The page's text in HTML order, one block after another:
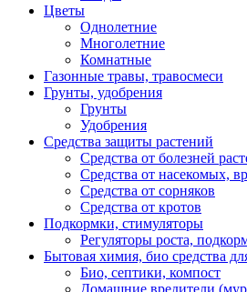
Цветы
Однолетние
Многолетние
Комнатные
Газонные травы, травосмеси
Грунты, удобрения
Грунты
Удобрения
Средства защиты растений
Средства от болезней
Средства от насекомых,
Средства от сорняков
Средства от кротов
Подкормки, стимуляторы
Регуляторы роста,
Бытовая химия, био средства
Био, септики, компост
Домашние вредители